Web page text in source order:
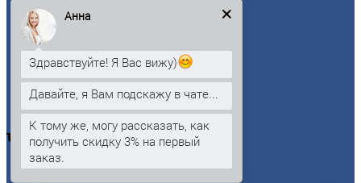
Заводы
Контакты
Прайс-лист
Новости
Личный
Оформление заказа
Оплата
Черныйметаллопрокат
Анна
Здравствуйте! Я Вас вижу)
Давайте, я Вам подскажу в чате...
К тому же, могу рассказать, как
получить скидку 3% на первый
заказ.